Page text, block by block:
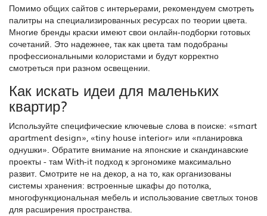
Помимо общих сайтов с интерьерами, рекомендуем смотреть
палитры на специализированных ресурсах по теории цвета.
Многие бренды краски имеют свои онлайн-подборки готовых
сочетаний. Это надежнее, так как цвета там подобраны
профессиональными колористами и будут корректно
смотреться при разном освещении.
Как искать идеи для маленьких
квартир?
Используйте специфические ключевые слова в поиске: «smart
apartment design», «tiny house interior» или «планировка
однушки». Обратите внимание на японские и скандинавские
проекты - там With-it подход к эргономике максимально
развит. Смотрите не на декор, а на то, как организованы
системы хранения: встроенные шкафы до потолка,
многофункциональная мебель и использование светлых тонов
для расширения пространства.